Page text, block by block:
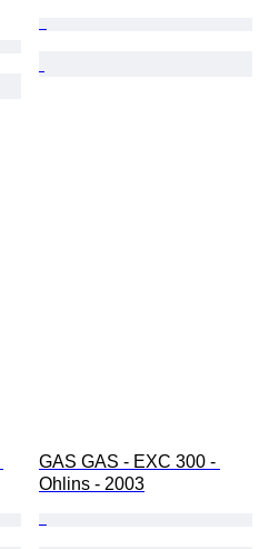
GAS GAS - EXC 300 -
Ohlins - 2003